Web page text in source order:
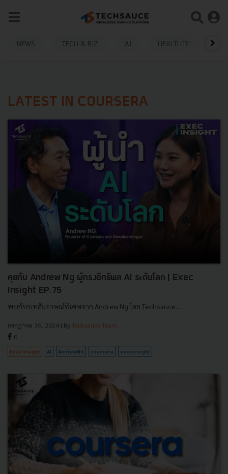
NEWS TECH & BIZ AI HEALTHTECH
LATEST IN COURSERA
คุยกับ Andrew Ng ผู้ทรงอิทธิพล AI ระดับโลก | Exec
Insight EP.75
พบกับบทสัมภาษณ์พิเศษจาก Andrew Ng โดย Techsauce...
กรกฎาคม 30, 2024 | By Techsauce Team
0
Exec Insight AI AndrewNG coursera execinsight